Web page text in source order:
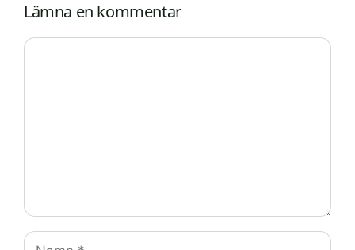
Lämna en kommentar
Kommentar
Namn